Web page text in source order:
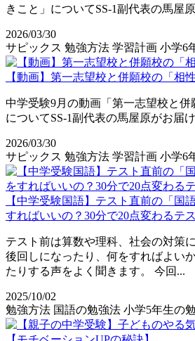
きこと」についてSS-1副代表の馬屋
2026/03/30
サピックス 勉強方法 学習計画 小学6
【動画】第一志望校と併願校の「相
中学受験9月の動画「第一志望校と併
についてSS-1副代表の馬屋原がお届け
2026/03/30
サピックス 勉強方法 学習計画 小学6
【中学受験国語】テスト直前の「国
すればいいの？30分で20点変わるテ
テスト前は算数や理科、社会の対策
後回しになったり、何をすればよい
たりする声をよく聞きます。 今回...
2025/10/02
勉強方法 国語の勉強法 小学5年生の